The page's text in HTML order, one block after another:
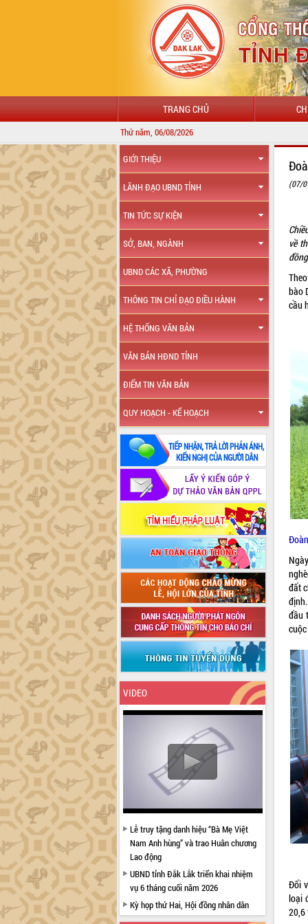
TRANG CHỦ
Thứ năm, 06/08/2026
GIỚI THIỆU
LÃNH ĐẠO UBND TỈNH
TIN TỨC SỰ KIỆN
SỞ, BAN, NGÀNH
UBND CÁC XÃ, PHƯỜNG
THÔNG TIN CHỈ ĐẠO ĐIỀU HÀNH
HỆ THỐNG VĂN BẢN
VĂN BẢN HĐND TỈNH
ĐIỂM TIN VĂN BẢN
QUY HOẠCH - KẾ HOẠCH
VIDEO
Lễ truy tặng danh hiệu “Bà Mẹ Việt
Nam Anh hùng” và trao Huân chương
Lao động
UBND tỉnh Đắk Lắk triển khai nhiệm
vụ 6 tháng cuối năm 2026
Kỳ họp thứ Hai, Hội đồng nhân dân
tỉnh khóa XI quyết nghị nhiều nội dung
(07/
về
bào
cầu
đất
đầu
Đối
loại
20,6